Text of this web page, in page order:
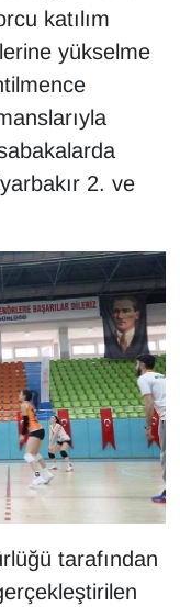
katılım
yükselme
2. ve
tarafından